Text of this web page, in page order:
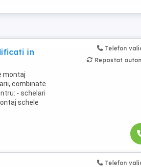
in
montaj
combinate
- schelari
schele
Telefon
Repostat
Telefon